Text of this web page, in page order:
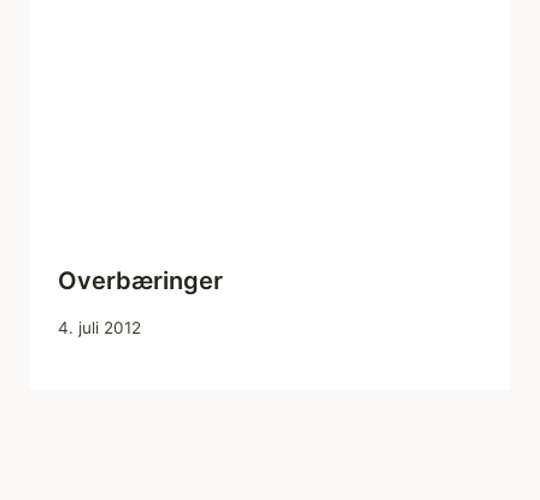
Overbæringer
4. juli 2012